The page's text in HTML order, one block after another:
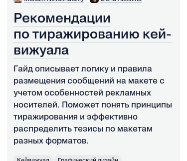
Рекомендации
по тиражированию кей-
вижуала
Гайд описывает логику и правила
размещения сообщений на макете с
учетом особенностей рекламных
носителей. Поможет понять принципы
тиражирования и эффективно
распределить тезисы по макетам
разных форматов.